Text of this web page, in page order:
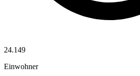
24.149
Einwohner